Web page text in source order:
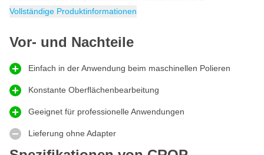
handwerklichen Umgebungen.
Die Baumwoll-Polierscheibe wird auf einer
Spannhülse, die separat bestellt werden muss, um sicher und
Polierpaste hilft die Scheibe dabei, leichte Kratzer zu reduzieren,
der relativ weichen, aber stabilen Arbeitsweise eignet sich diese
Polierscheibe besonders für
Aluminiumteile
, bei denen Kontrolle und Oberflächenqualität
wichtig sind. Auch bei Stahl wird ein gleichmäßiges Ergebnis ohne
Vollständige Produktinformationen
Vor- und Nachteile
Einfach in der Anwendung beim maschinellen Polieren
Konstante Oberflächenbearbeitung
Geeignet für professionelle Anwendungen
Lieferung ohne Adapter